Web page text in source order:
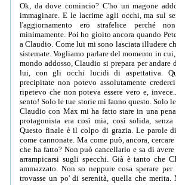
Ok, da dove comincio? C'ho un magone
immaginare. E le lacrime agli occhi, ma sul
l'aggiornamento ero strafelice perché
minimamente. Poi ho gioito ancora quando
a Claudio. Come lui mi sono lasciata illudere
sistemate. Vogliamo parlare del momento in
mondo addosso, Claudio si prepara per andare
lui, con gli occhi lucidi di aspettativa.
precipitate non potevo assolutamente
ripetevo che non poteva essere vero e,
sento! Solo le tue storie mi fanno questo. Solo
Claudio con Max mi ha fatto stare in una
protagonista era così mia, così solida,
Questo finale è il colpo di grazia. Le parole
come cannonate. Ma come può, ancora,
che ha fatto? Non può cancellarlo e sa di
arrampicarsi sugli specchi. Già è tanto che
ammazzato. Non so neppure cosa sperare
trovasse un po' di serenità, quella che merita.